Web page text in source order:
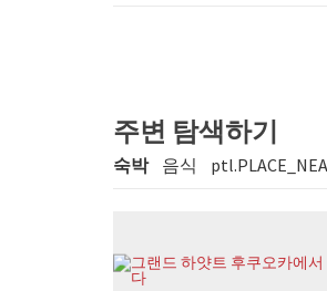
주변 탐색하기
숙박 음식